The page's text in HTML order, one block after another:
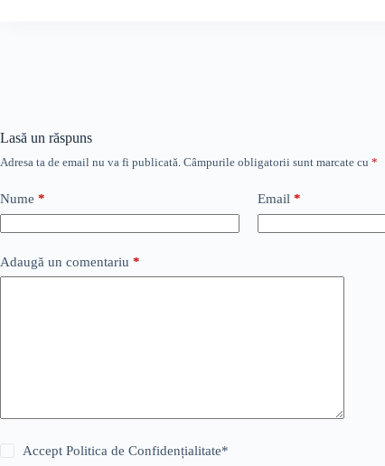
Lasă un răspuns
Adresa ta de email nu va fi publicată. Câmpurile obligatorii sunt marcate cu *
Nume * Email *
Adaugă un comentariu *
AcceptPolitica de Confidențialitate*